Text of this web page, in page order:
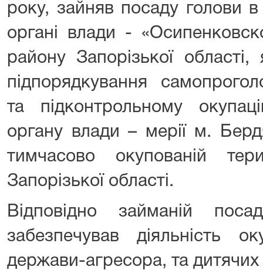
року, зайняв посаду голови
органі влади -
району Запорізької
підпорядкування
та підконтрольному
органу влади – мерії м.
тимчасово окупованій
Запорізької області.
Відповідно займаній
забезпечував діяльність
держави-агресора, та дитячих